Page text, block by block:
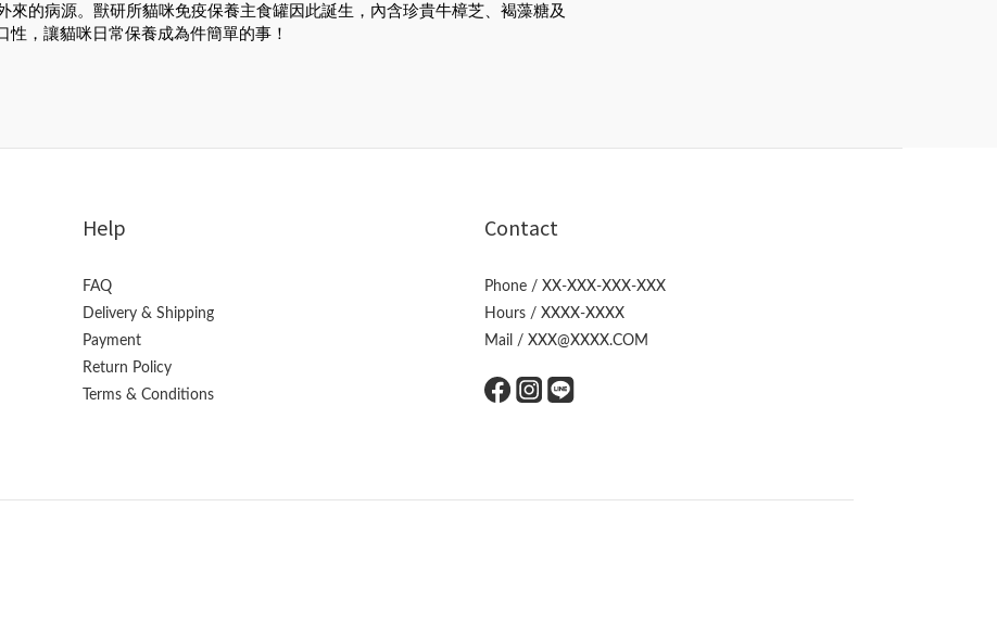
來的病源。獸研所貓咪免疫保養主食罐因此誕生，內含珍貴牛樟芝、褐藻糖及
，讓貓咪日常保養成為件簡單的事！
Help
FAQ
Delivery & Shipping
Payment
Return Policy
Terms & Conditions
Contact
Phone / XX-XXX-XXX-XXX
Hours / XXXX-XXXX
Mail / XXX@XXXX.COM